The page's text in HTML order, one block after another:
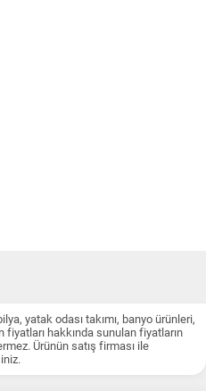
yatak odası takımı, banyo ürünleri,
fiyatları hakkında sunulan fiyatların
Ürünün satış firması ile